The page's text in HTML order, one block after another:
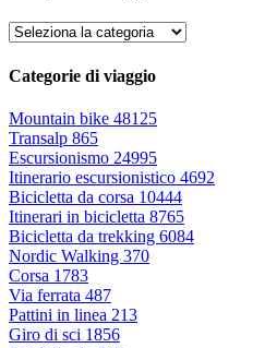
Categorie di viaggio
Mountain bike 48125
Transalp 865
Escursionismo 24995
Itinerario escursionistico 4692
Bicicletta da corsa 10444
Itinerari in bicicletta 8765
Bicicletta da trekking 6084
Nordic Walking 370
Corsa 1783
Via ferrata 487
Pattini in linea 213
Giro di sci 1856